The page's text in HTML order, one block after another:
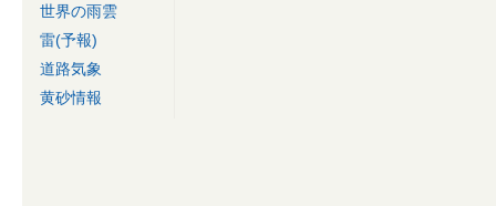
世界の雨雲
雷(予報)
道路気象
黄砂情報